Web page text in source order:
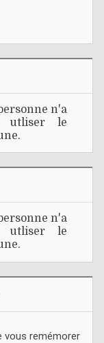
n'a
utliser le
n'a
utliser le
vous remémorer